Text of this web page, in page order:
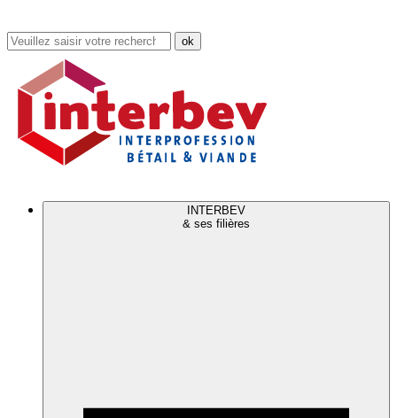
Rechercher
dans
site
INTERBEV
& ses filières